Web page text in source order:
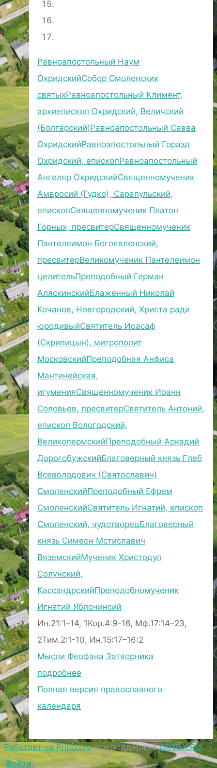
Равноапостольный Наум
ОхридскийСобор Смоленских
святыхРавноапостольный Климент,
архиепископ Охридский, Величский
(Болгарский)Равноапостольный Савва
ОхридскийРавноапостольный Горазд
Охридский, епископРавноапостольный
Ангеляр ОхридскийСвященномученик
Амвросий (Гудко), Сарапульский,
епископСвященномученик Платон
Горных, пресвитерСвященномученик
Пантелеимон Богоявленский,
пресвитерВеликомученик Пантелеимон
целительПреподобный Герман
АляскинскийБлаженный Николай
Кочанов, Новгородский, Христа ради
юродивыйСвятитель Иоасаф
(Скрипицын), митрополит
МосковскийПреподобная Анфиса
Мантинейская,
игуменияСвященномученик Иоанн
Соловьев, пресвитерСвятитель Антоний,
епископ Вологодский,
ВеликопермскийПреподобный Аркадий
ДорогобужскийБлаговерный князь Глеб
Всеволодович (Святославич)
СмоленскийПреподобный Ефрем
СмоленскийСвятитель Игнатий, епископ
Смоленский, чудотворецБлаговерный
князь Симеон Мстиславич
ВяземскийМученик Христодул
Солунский,
КассандрскийПреподобномученик
Игнатий Яблочинсий
Ин.21:1–14, 1Кор.4:9-16, Мф.17:14–23,
2Тим.2:1-10, Ин.15:17–16:2
Мысли Феофана Затворника
подробнее
Полная версия православного
календаря
Работает на Prihod.ruпри поддержкеORTOX.RU
[Войти]